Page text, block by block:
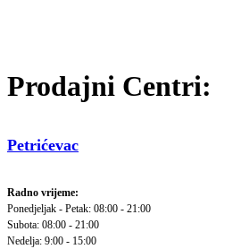
Prodajni Centri:
Petrićevac
Radno vrijeme:
Ponedjeljak - Petak: 08:00 - 21:00
Subota: 08:00 - 21:00
Nedelja: 9:00 - 15:00